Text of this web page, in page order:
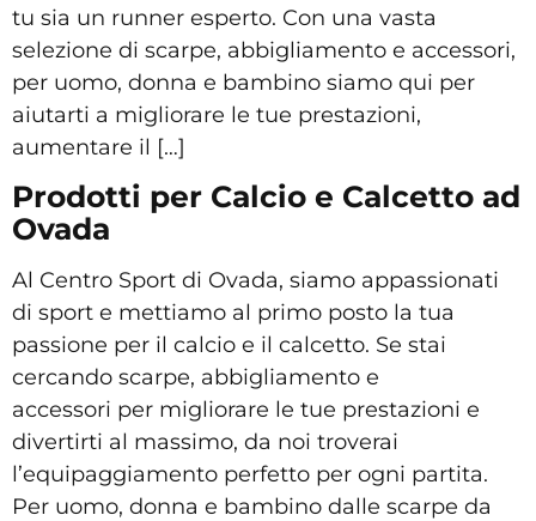
tu sia un runner esperto. Con una vasta
selezione di scarpe, abbigliamento e accessori,
per uomo, donna e bambino siamo qui per
aiutarti a migliorare le tue prestazioni,
aumentare il […]
Prodotti per Calcio e Calcetto ad
Ovada
Al Centro Sport di Ovada, siamo appassionati
di sport e mettiamo al primo posto la tua
passione per il calcio e il calcetto. Se stai
cercando scarpe, abbigliamento e
accessori per migliorare le tue prestazioni e
divertirti al massimo, da noi troverai
l’equipaggiamento perfetto per ogni partita.
Per uomo, donna e bambino dalle scarpe da